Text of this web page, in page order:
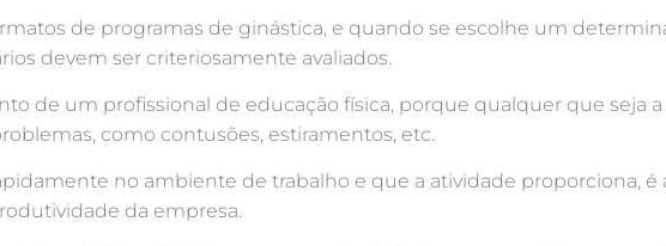
de programas de ginástica, e quando se escolhe um
devem ser criteriosamente avaliados.
de um profissional de educação física, porque qualquer que seja
como contusões, estiramentos, etc.
no ambiente de trabalho e que a atividade proporciona, é
da empresa.